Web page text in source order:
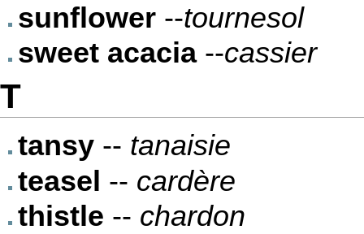
sunflower --tournesol
sweet acacia--cassier
T
tansy -- tanaisie
teasel -- cardère
thistle -- chardon